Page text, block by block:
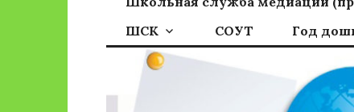
ШСК
СОУТ Год